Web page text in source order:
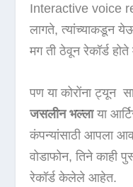
Interactive voice
लागते, त्यांच्याकडून
मग ती ठेवून रेकॉर्ड
पण या कोरोंना ट्यून
जसलीन भल्लाया
कंपन्यांसाठी आपला
वोडाफोन, तिने काही
रेकॉर्ड केलेले आहेत.